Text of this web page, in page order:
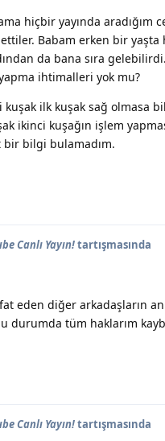
hiçbir yayında aradığım
Babam erken bir yaşta
da bana sıra
ihtimalleri yok mu?
ilk kuşak sağ olmasa
ikinci kuşağın işlem
bilgi bulamadım.
Canlı Yayın!tartışmasında
eden diğer arkadaşların
durumda tüm haklarım
Canlı Yayın!tartışmasında